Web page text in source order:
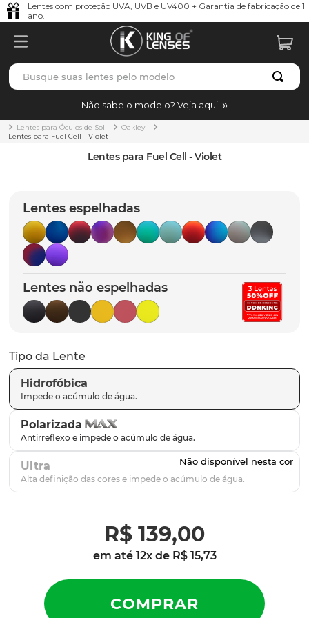
Lentes com proteção UVA, UVB e UV400 + Garantia de fabricação de 1
ano.
Busque suas lentes pelo modelo
Não sabe o modelo? Veja aqui!
Lentes para Óculos de Sol
Oakley
Lentes para Fuel Cell - Violet
Lentes para Fuel Cell - Violet
Lentes espelhadas
Lentes não espelhadas
Tipo da Lente
Hidrofóbica
Polarizada
Ultra
R$ 139,00
em até 12x de R$ 15,73
TERMOS MAIS BUSCADOS
1º borrachas
holbrook
5º chaves
6º t-shock
7º gasket
8º parafusos
9º latch